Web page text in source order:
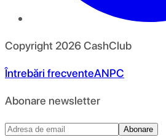
Copyright 2026CashClub
Întrebări frecventeANPC
Abonare newsletter
Abonare